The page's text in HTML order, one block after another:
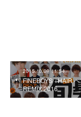
2015.10.09 11:54
FINEBOYS +HAIR
REMIX 2016